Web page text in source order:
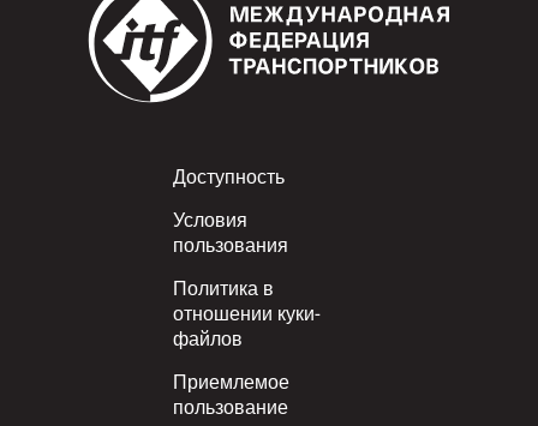
Footer
Доступность
Условия
пользования
Политика в
отношении куки-
файлов
Приемлемое
пользование